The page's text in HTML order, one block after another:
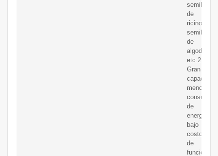
semillas
de
ricino,
semillas
de
algodón,
etc.2.
Gran
capacidad,
menor
consumo
de
energía,
bajo
costo
de